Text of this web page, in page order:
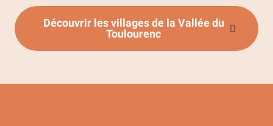
Découvrir les villages de la Vallée du
Toulourenc